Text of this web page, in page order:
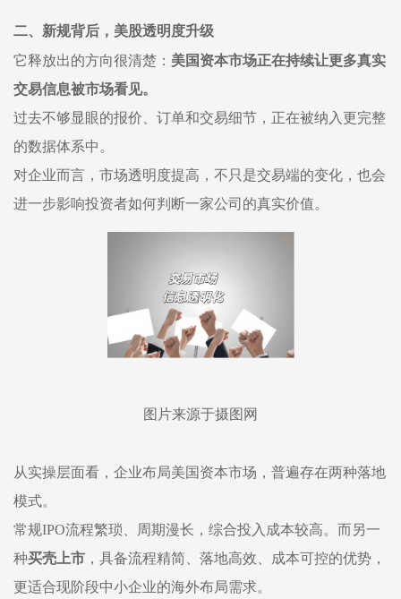
二、 新规背后 ， 美股透明度升级
它释放出的方向很清楚： 美国资本市场正在持续让更多真实
交易信息被市场看见。
过去不够显眼的报价、订单和交易细节，正在被纳入更完整
的数据体系中。
对企业而言，市场透明度提高，不只是交易端的变化，也会
进一步影响投资者如何判断一家公司的真实价值。
图片来源于摄图网
从实操层面看， 企业布局美国 资本市场，普遍存在两种落地
模式。
常规IPO流程繁琐、周期漫长，综合投入成本较高。 而另一
种买壳上市 ，具备流程精简、落地高效、成本可控的优势，
更适合现阶段中小企业的海外布局需求。